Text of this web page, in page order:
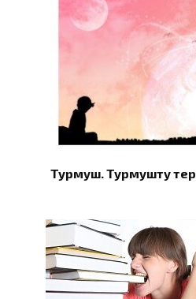
Турмуш. Турмушту